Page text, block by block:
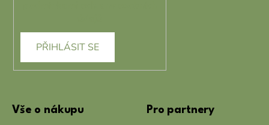
PŘIHLÁSIT SE
Vše o nákupu Pro partnery